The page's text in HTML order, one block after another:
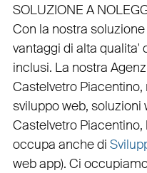
SOLUZIONE A
Con la nostra
vantaggi di alta
inclusi. La nostra
Castelvetro Piacentino,
sviluppo web, soluzioni
Castelvetro Piacentino,
occupa anche di
web app). Ci